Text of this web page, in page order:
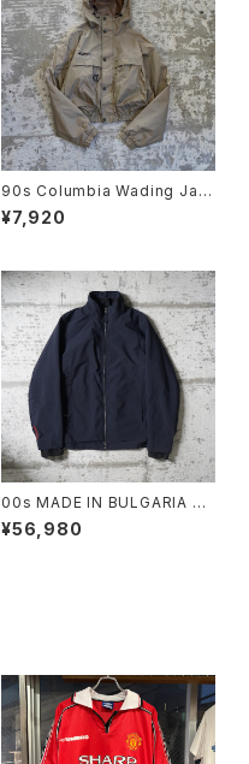
90s Columbia Wading Jac
ket
¥7,920
00s MADE IN BULGARIA PR
ADA GORE-TEX JACKET
¥56,980